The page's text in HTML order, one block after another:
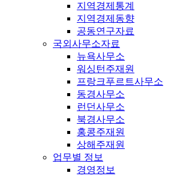
지역경제통계
지역경제동향
공동연구자료
국외사무소자료
뉴욕사무소
워싱턴주재원
프랑크푸르트사무소
동경사무소
런던사무소
북경사무소
홍콩주재원
상해주재원
업무별 정보
경영정보